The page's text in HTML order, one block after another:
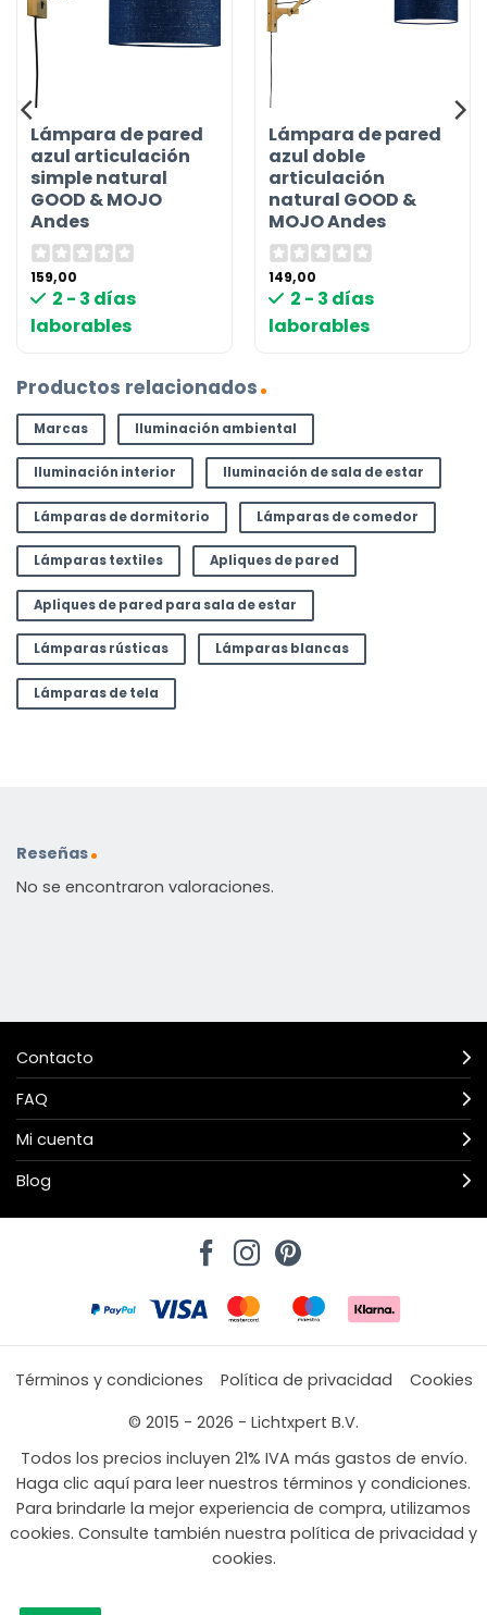
Lámpara de pared
azul articulación
simple natural
GOOD & MOJO
Andes
159,00
2 - 3 días
laborables
Lámpara de pared
azul doble
articulación
natural GOOD &
MOJO Andes
149,00
2 - 3 días
laborables
Productos relacionados
Marcas Iluminación ambiental
Iluminación interior Iluminación de sala de estar
Lámparas de dormitorio Lámparas de comedor
Lámparas textiles Apliques de pared
Apliques de pared para sala de estar
Lámparas rústicas Lámparas blancas
Lámparas de tela
Reseñas
No se encontraron valoraciones.
Contacto
FAQ
Mi cuenta
Blog
Términos y condiciones Política de privacidad
Cookies
© 2015 - 2026 - Lichtxpert B.V.
Todos los precios incluyen 21% IVA más gastos de envío.
Haga clic aquí para leer nuestros términos y condiciones.
Para brindarle la mejor experiencia de compra, utilizamos
cookies. Consulte también nuestra política de privacidad y
cookies.